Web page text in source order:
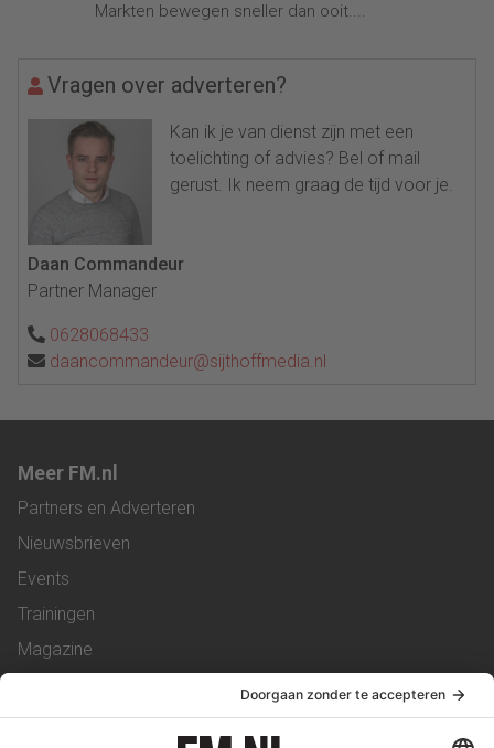
Markten bewegen sneller dan ooit....
Vragen over adverteren?
Kan ik je van dienst zijn met een
toelichting of advies? Bel of mail
gerust. Ik neem graag de tijd voor je.
Daan Commandeur
Partner Manager
0628068433
daancommandeur@sijthoffmedia.nl
Meer FM.nl
Partners en Adverteren
Nieuwsbrieven
Events
Trainingen
Magazine
Service & Contact